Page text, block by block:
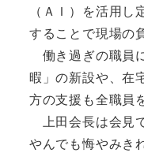
（ＡＩ）を活用
することで現場の
働き過ぎの職員
暇」の新設や、在
方の支援も全職員
上田会長は会見
やんでも悔やみき